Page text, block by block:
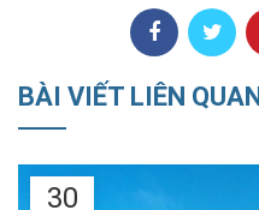
BÀI VIẾT LIÊN QUAN
30